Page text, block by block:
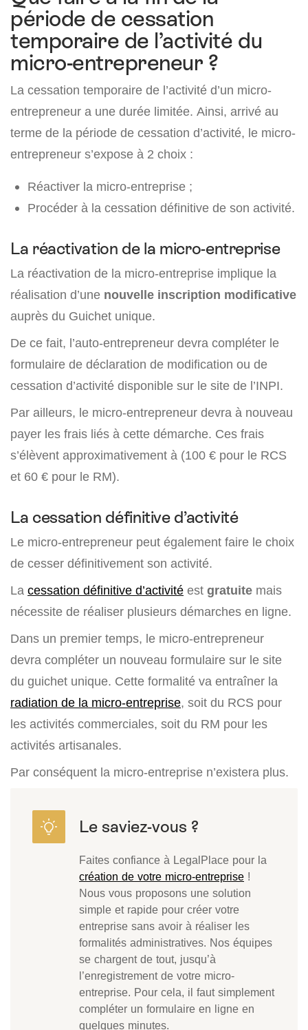
période de cessation
temporaire de l’activité du
micro-entrepreneur ?
La cessation temporaire de l’activité d’un micro-
entrepreneur a une durée limitée. Ainsi, arrivé au
terme de la période de cessation d’activité, le micro-
entrepreneur s’expose à 2 choix :
Réactiver la micro-entreprise ;
Procéder à la cessation définitive de son activité.
La réactivation de la micro-entreprise
La réactivation de la micro-entreprise implique la
réalisation d’une nouvelle inscription modificative
auprès du Guichet unique.
De ce fait, l’auto-entrepreneur devra compléter le
formulaire de déclaration de modification ou de
cessation d’activité disponible sur le site de l’INPI.
Par ailleurs, le micro-entrepreneur devra à nouveau
payer les frais liés à cette démarche. Ces frais
s’élèvent approximativement à (100 € pour le RCS
et 60 € pour le RM).
La cessation définitive d’activité
Le micro-entrepreneur peut également faire le choix
de cesser définitivement son activité.
La cessation définitive d’activité est gratuite mais
nécessite de réaliser plusieurs démarches en ligne.
Dans un premier temps, le micro-entrepreneur
devra compléter un nouveau formulaire sur le site
du guichet unique. Cette formalité va entraîner la
radiation de la micro-entreprise, soit du RCS pour
les activités commerciales, soit du RM pour les
activités artisanales.
Par conséquent la micro-entreprise n’existera plus.
Faites confiance à LegalPlace pour la
création de votre micro-entreprise !
Nous vous proposons une solution
simple et rapide pour créer votre
entreprise sans avoir à réaliser les
formalités administratives. Nos équipes
se chargent de tout, jusqu’à
l’enregistrement de votre micro-
entreprise. Pour cela, il faut simplement
compléter un formulaire en ligne en
quelques minutes.